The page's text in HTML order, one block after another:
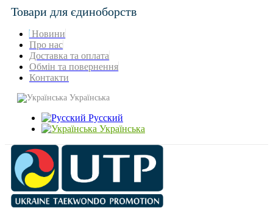
Товари для єдиноборств
Новини
Про нас
Доставка та оплата
Обмін та повернення
Контакти
Українська
Русский
Українська